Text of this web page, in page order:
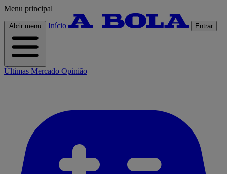
Menu principal
Abrir menu Início Entrar
Últimas Mercado Opinião